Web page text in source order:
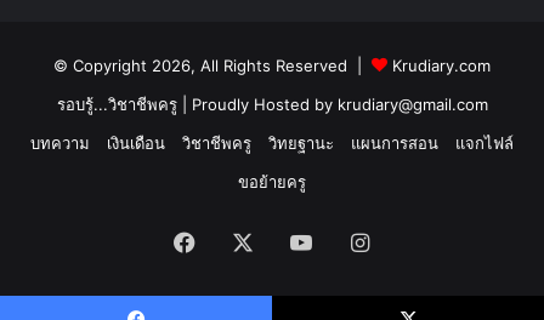
© Copyright 2026, All Rights Reserved |
Krudiary.com
รอบรู้...วิชาชีพครู| Proudly Hosted by krudiary@gmail.com
บทความ
เงินเดือน วิชาชีพครู วิทยฐานะ แผนการสอน
แจกไฟล์
ขอย้ายครู
Facebook YouTubeInstagram